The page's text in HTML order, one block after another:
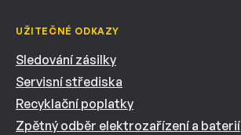
UŽITEČNÉ ODKAZY
Sledování zásilky
Servisní střediska
Recyklační poplatky
Zpětný odběr elektrozařízení a baterií